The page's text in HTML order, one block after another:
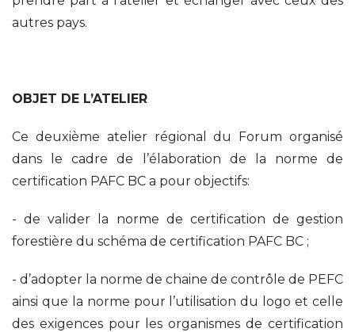
autres pays.
OBJET DE L’ATELIER
Ce deuxième atelier régional du Forum organisé
dans le cadre de l’élaboration de la norme de
certification PAFC BC a pour objectifs:
- de valider la norme de certification de gestion
forestière du schéma de certification PAFC BC ;
- d’adopter la norme de chaine de contrôle de PEFC
ainsi que la norme pour l’utilisation du logo et celle
des exigences pour les organismes de certification